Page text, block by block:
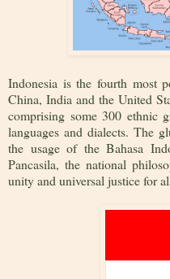
Indonesia is the fourth most
China, India and the United
comprising some 300 ethnic
languages and dialects. The
the usage of the Bahasa
Pancasila, the national
unity and universal justice for